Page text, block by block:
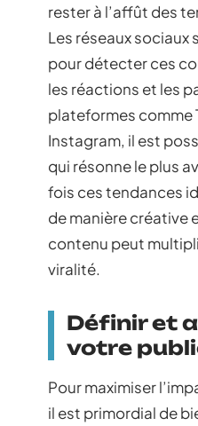
rester à l’affût des
Les réseaux sociaux
pour détecter ces
les réactions et les
plateformes comme
Instagram, il est
qui résonne le plus
fois ces tendances
de manière créative
contenu peut
viralité.
Définir et
votre
Pour maximiser
il est primordial de